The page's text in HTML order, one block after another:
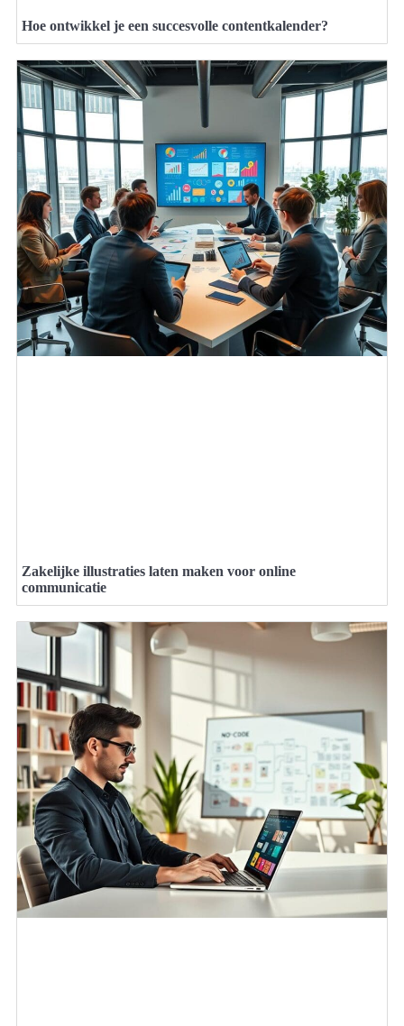
Hoe ontwikkel je een succesvolle contentkalender?
Zakelijke illustraties laten maken voor online
communicatie